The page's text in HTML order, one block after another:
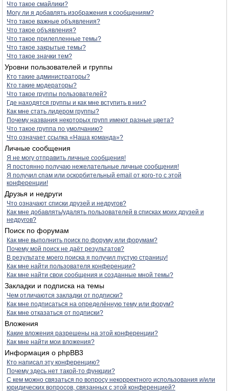
Что такое смайлики?
Могу ли я добавлять изображения к сообщениям?
Что такое важные объявления?
Что такое объявления?
Что такое прилепленные темы?
Что такое закрытые темы?
Что такое значки тем?
Уровни пользователей и группы
Кто такие администраторы?
Кто такие модераторы?
Что такое группы пользователей?
Где находятся группы и как мне вступить в них?
Как мне стать лидером группы?
Почему названия некоторых групп имеют разные цвета?
Что такое группа по умолчанию?
Что означает ссылка «Наша команда»?
Личные сообщения
Я не могу отправить личные сообщения!
Я постоянно получаю нежелательные личные сообщения!
Я получил спам или оскорбительный email от кого-то с этой
конференции!
Друзья и недруги
Что означают списки друзей и недругов?
Как мне добавлять/удалять пользователей в списках моих друзей и
недругов?
Поиск по форумам
Как мне выполнить поиск по форуму или форумам?
Почему мой поиск не даёт результатов?
В результате моего поиска я получил пустую страницу!
Как мне найти пользователя конференции?
Как мне найти свои сообщения и созданные мной темы?
Закладки и подписка на темы
Чем отличаются закладки от подписки?
Как мне подписаться на определённую тему или форум?
Как мне отказаться от подписки?
Вложения
Какие вложения разрешены на этой конференции?
Как мне найти мои вложения?
Информация о phpBB3
Кто написал эту конференцию?
Почему здесь нет такой-то функции?
С кем можно связаться по вопросу некорректного использования и/или
юридических вопросов, связанных с этой конференцией?